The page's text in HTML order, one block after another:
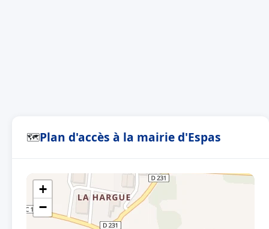
🗺Plan d'accès à la mairie d'Espas
+
−